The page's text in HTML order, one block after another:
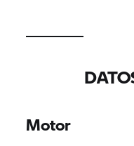
Motor